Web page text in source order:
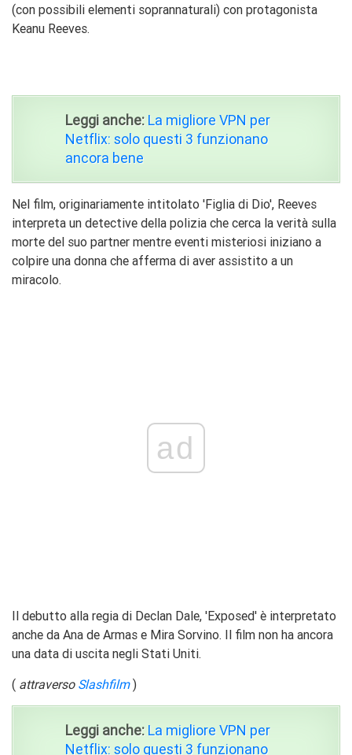
(con possibili elementi soprannaturali) con protagonista
Keanu Reeves.
Leggi anche: La migliore VPN per
Netflix: solo questi 3 funzionano
ancora bene
Nel film, originariamente intitolato 'Figlia di Dio', Reeves
interpreta un detective della polizia che cerca la verità sulla
morte del suo partner mentre eventi misteriosi iniziano a
colpire una donna che afferma di aver assistito a un
miracolo.
ad
Il debutto alla regia di Declan Dale, 'Exposed' è interpretato
anche da Ana de Armas e Mira Sorvino. Il film non ha ancora
una data di uscita negli Stati Uniti.
( attraverso Slashfilm )
Leggi anche: La migliore VPN per
Netflix: solo questi 3 funzionano